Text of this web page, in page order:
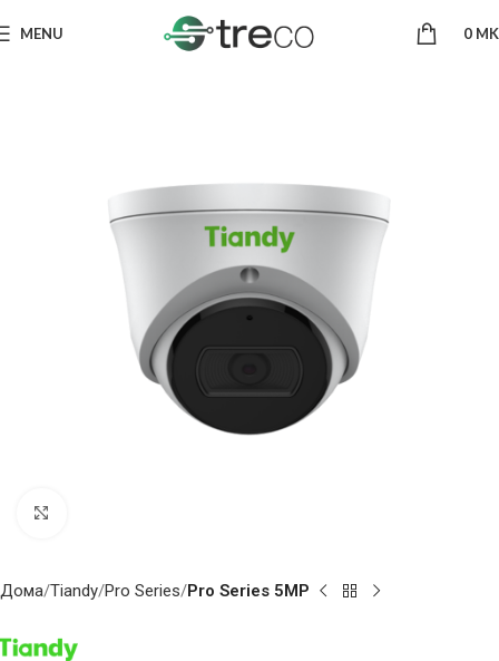
MENU 0
Дома Tiandy Pro Series Pro Series 5MP